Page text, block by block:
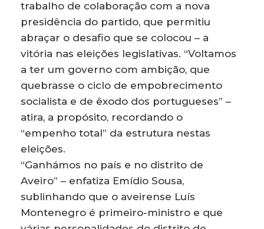
trabalho de colaboração com a nova
presidência do partido, que permitiu
abraçar o desafio que se colocou – a
vitória nas eleições legislativas. “Voltamos
a ter um governo com ambição, que
quebrasse o ciclo de empobrecimento
socialista e de êxodo dos portugueses” –
atira, a propósito, recordando o
“empenho total” da estrutura nestas
eleições.
“Ganhámos no país e no distrito de
Aveiro” – enfatiza Emídio Sousa,
sublinhando que o aveirense Luís
Montenegro é primeiro-ministro e que